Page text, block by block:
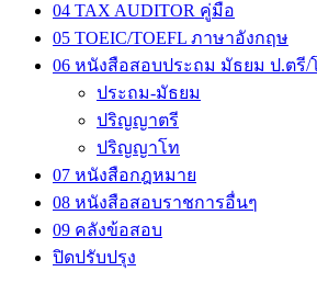
04 TAX AUDITOR คู่มือ
05 TOEIC/TOEFL ภาษาอังกฤษ
06 หนังสือสอบประถม มัธยม ป.ตรี/
ประถม-มัธยม
ปริญญาตรี
ปริญญาโท
07 หนังสือกฎหมาย
08 หนังสือสอบราชการอื่นๆ
09 คลังข้อสอบ
ปิดปรับปรุง